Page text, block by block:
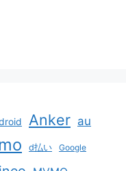
Anker au
d払い Google